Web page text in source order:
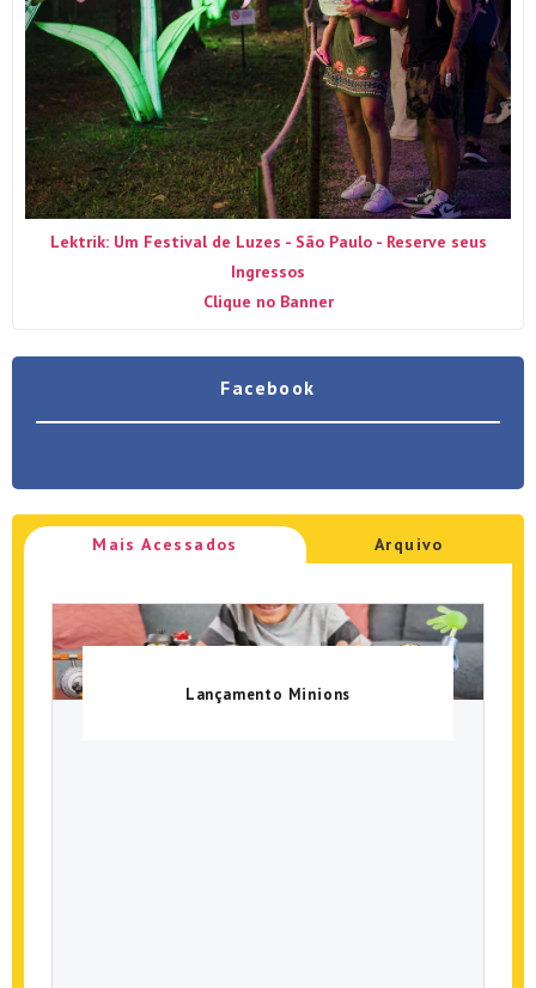
Lektrik: Um Festival de Luzes - São Paulo - Reserve seus
Ingressos
Clique no Banner
Facebook
Mais Acessados Arquivo
Lançamento Minions